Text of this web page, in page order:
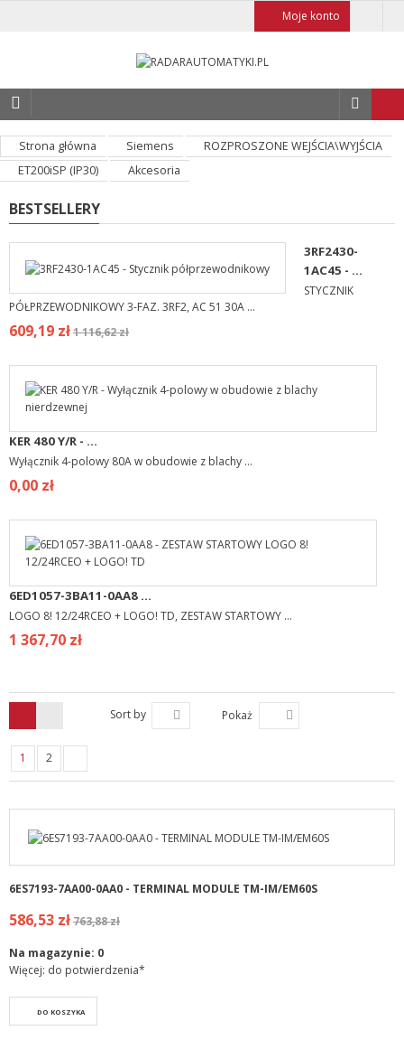
Moje konto
Strona główna Siemens
ROZPROSZONE WEJŚCIA\WYJŚCIA
ET200iSP (IP30)
Akcesoria
BESTSELLERY
3RF2430-
1AC45 - ...
STYCZNIK
PÓŁPRZEWODNIKOWY 3-FAZ. 3RF2, AC 51 30A ...
609,19 zł1 116,62 zł
KER 480 Y/R - ...
Wyłącznik 4-polowy 80A w obudowie z blachy ...
0,00 zł
6ED1057-3BA11-0AA8 ...
LOGO 8! 12/24RCEO + LOGO! TD, ZESTAW STARTOWY ...
1 367,70 zł
Sort by Pokaż
1 2
6ES7193-7AA00-0AA0 - TERMINAL MODULE TM-IM/EM60S
586,53 zł763,88 zł
Na magazynie: 0
Więcej: do potwierdzenia*
DO KOSZYKA